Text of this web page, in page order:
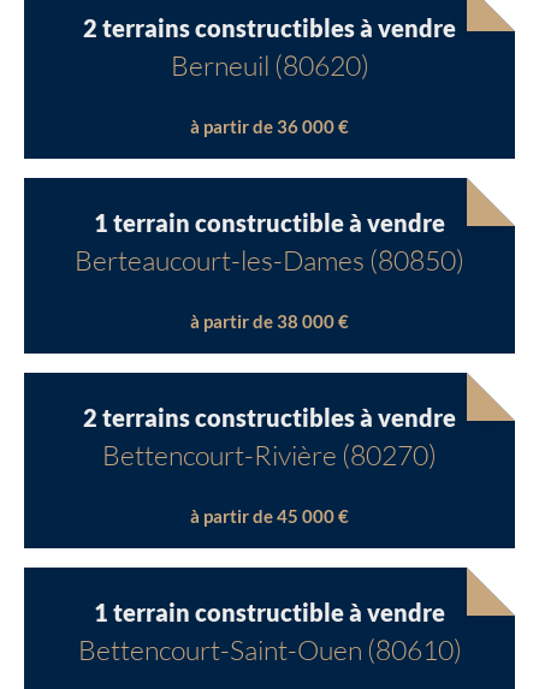
2 terrains constructibles à vendre
Berneuil (80620)
à partir de 36 000 €
1 terrain constructible à vendre
Berteaucourt-les-Dames (80850)
à partir de 38 000 €
2 terrains constructibles à vendre
Bettencourt-Rivière (80270)
à partir de 45 000 €
1 terrain constructible à vendre
Bettencourt-Saint-Ouen (80610)